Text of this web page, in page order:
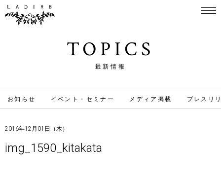
TOPICS
最新情報
お知らせ イベント・セミナー メディア掲載 プレスリ
2016年12月01日（木）
img_1590_kitakata